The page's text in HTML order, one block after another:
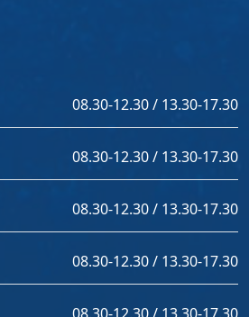
08.30-12.30 / 13.30-17.30
08.30-12.30 / 13.30-17.30
08.30-12.30 / 13.30-17.30
08.30-12.30 / 13.30-17.30
08.30-12.30 / 13.30-17.30